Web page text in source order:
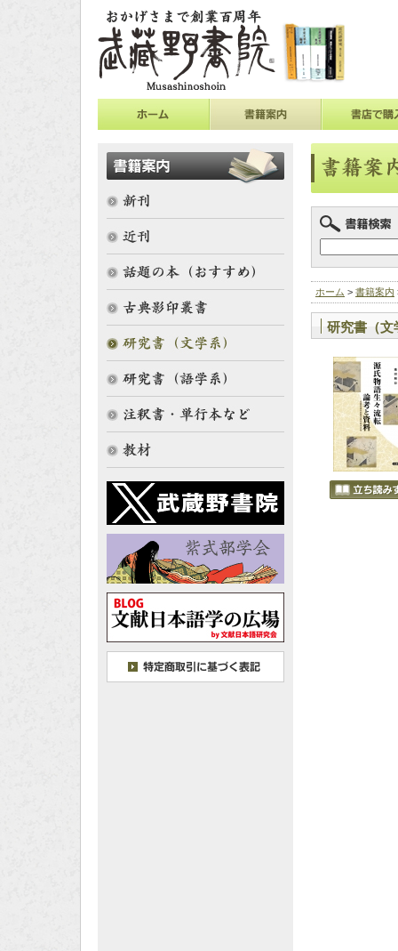
ホーム > 書籍案内
研究書（文